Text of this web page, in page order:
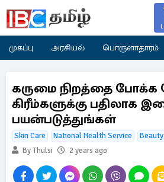
முகப்பு அரசியல் பொருளாதாரம்
கருமை நிறத்தை போக்க
கிரீம்களுக்கு பதிலாக
பயன்படுத்துங்கள்
Skin Care National Health Service
Beauty
By Thulsi
2 years ago